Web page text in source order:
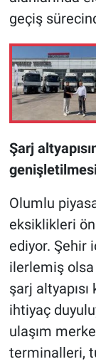
geçiş
Şarj
genişletilmesi
Olumlu
eksiklikleri
ediyor. Şehir
ilerlemiş
şarj
ihtiyaç
ulaşım
terminalleri,